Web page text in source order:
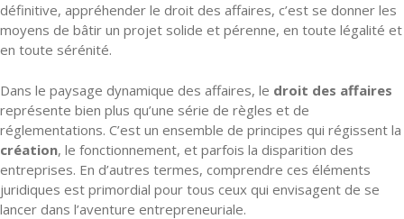
définitive, appréhender le droit des affaires, c’est se donner les
moyens de bâtir un projet solide et pérenne, en toute légalité et
en toute sérénité.
Dans le paysage dynamique des affaires, le droit des affaires
représente bien plus qu’une série de règles et de
réglementations. C’est un ensemble de principes qui régissent la
création, le fonctionnement, et parfois la disparition des
entreprises. En d’autres termes, comprendre ces éléments
juridiques est primordial pour tous ceux qui envisagent de se
lancer dans l’aventure entrepreneuriale.